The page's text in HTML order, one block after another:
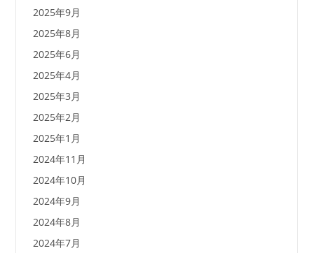
2025年9月
2025年8月
2025年6月
2025年4月
2025年3月
2025年2月
2025年1月
2024年11月
2024年10月
2024年9月
2024年8月
2024年7月